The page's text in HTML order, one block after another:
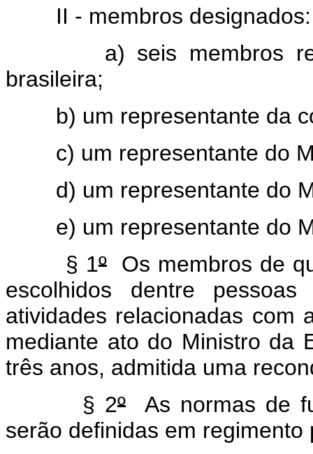
II - membros designados:
a) seis membros
brasileira;
b) um representante da
c) um representante do
d) um representante do
e) um representante do
§ 1ºOs membros de
escolhidos dentre
atividades relacionadas com
mediante ato do Ministro da
três anos, admitida uma
§ 2ºAs normas de
serão definidas em regimento